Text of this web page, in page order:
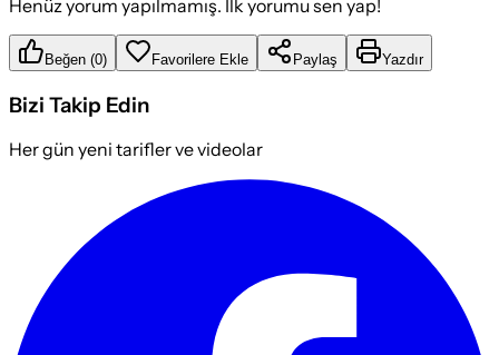
Henüz yorum yapılmamış. İlk yorumu sen yap!
Beğen (0) Favorilere Ekle Paylaş Yazdır
Bizi Takip Edin
Her gün yeni tarifler ve videolar